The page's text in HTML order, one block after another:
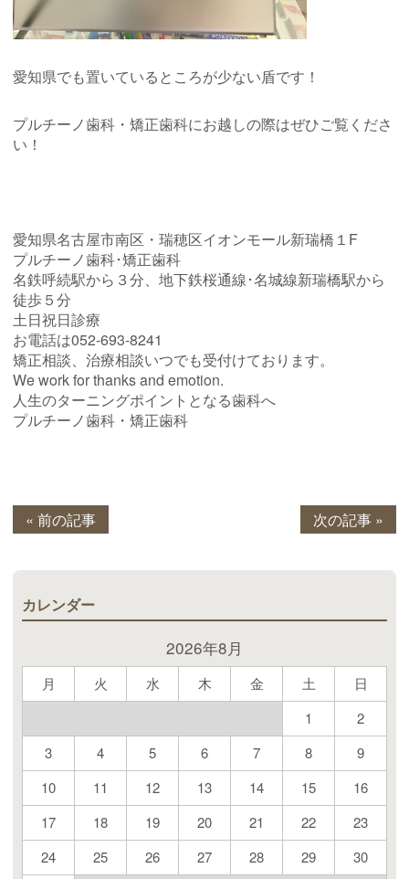
愛知県でも置いているところが少ない盾です！
プルチーノ歯科・矯正歯科にお越しの際はぜひご覧くださ
い！
愛知県名古屋市南区・瑞穂区イオンモール新瑞橋１F
プルチーノ歯科･矯正歯科
名鉄呼続駅から３分、地下鉄桜通線･名城線新瑞橋駅から
徒歩５分
土日祝日診療
お電話は052-693-8241
矯正相談、治療相談いつでも受付けております。
We work for thanks and emotion.
人生のターニングポイントとなる歯科へ
プルチーノ歯科・矯正歯科
« 前の記事 次の記事 »
カレンダー
2026年8月
月 火 水 木 金 土
日
1
2
3
4 5 6 7 8
9
10
11 12 13 14 15
16
17
18 19 20 21 22
23
24
25 26 27 28 29 30